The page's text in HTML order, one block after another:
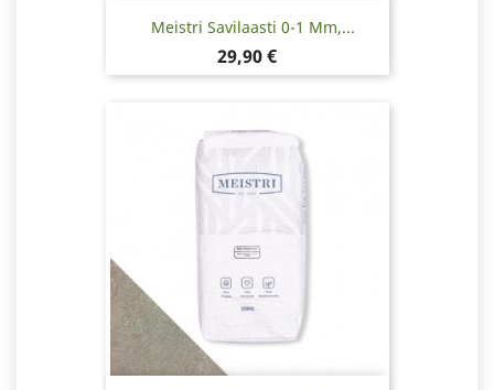
Meistri Savilaasti 0-1 Mm,...
Hinta
29,90 €